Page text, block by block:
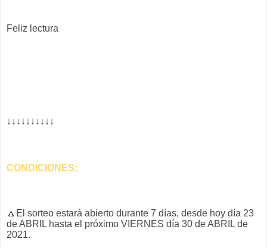
Feliz lectura
↓↓↓↓↓↓↓↓↓↓
CONDICIONES:
🔼 El sorteo estará abierto durante 7 días, desde hoy día 23
de ABRIL hasta el próximo VIERNES día 30 de ABRIL de
2021.